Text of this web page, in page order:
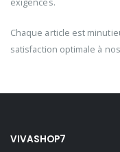
Chaque article est
satisfaction optimale à
VIVASHOP7